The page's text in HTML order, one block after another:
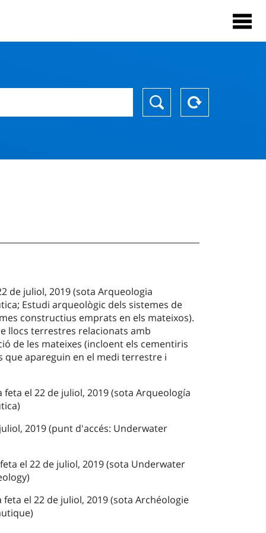
de juliol, 2019 (sota Arqueologia
Estudi arqueològic dels sistemes de
constructius emprats en els mateixos).
llocs terrestres relacionats amb
de les mateixes (incloent els cementiris
que apareguin en el medi terrestre i
el 22 de juliol, 2019 (sota Arqueología
2019 (punt d'accés: Underwater
el 22 de juliol, 2019 (sota Underwater
el 22 de juliol, 2019 (sota Archéologie